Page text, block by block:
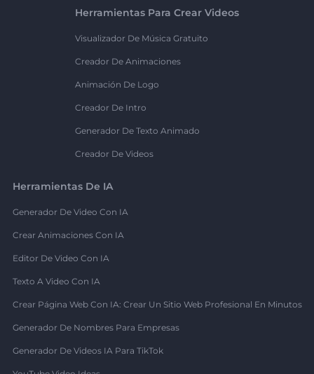
Herramientas Para Crear Videos
Visualizador De Música Gratuito
Creador De Animaciones
Animación De Logo
Creador De Intro
Generador De Texto Animado
Creador De Videos
Herramientas De IA
Generador De Video Con IA
Crear Animaciones Con IA
Editor De Video Con IA
Texto A Video Con IA
Crear Página Web Con IA: Crear Un Sitio Web Profesional En Minutos
Generador De Nombres Para Empresas
Generador De Videos IA Para TikTok